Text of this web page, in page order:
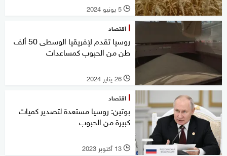
l 5 يونيو 2024
اقتصاد
روسيا تقدم لإفريقيا الوسطى 50 ألف
طن من الحبوب كمساعدات
l 26 يناير 2024
اقتصاد
بوتين: روسيا مستعدة لتصدير كميات
كبيرة من الحبوب
l 13 أكتوبر 2023